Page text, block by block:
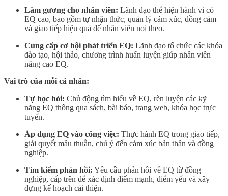
Làm gương cho nhân viên: Lãnh đạo thể hiện hành vi có
EQ cao, bao gồm tự nhận thức, quản lý cảm xúc, đồng cảm
và giao tiếp hiệu quả để nhân viên noi theo.
Cung cấp cơ hội phát triển EQ: Lãnh đạo tổ chức các khóa
đào tạo, hội thảo, chương trình huấn luyện giúp nhân viên
nâng cao EQ.
Vai trò của mỗi cá nhân:
Tự học hỏi: Chủ động tìm hiểu về EQ, rèn luyện các kỹ
năng EQ thông qua sách, bài báo, trang web, khóa học trực
tuyến.
Áp dụng EQ vào công việc: Thực hành EQ trong giao tiếp,
giải quyết mâu thuẫn, chú ý đến cảm xúc bản thân và đồng
nghiệp.
Tìm kiếm phản hồi: Yêu cầu phản hồi về EQ từ đồng
nghiệp, cấp trên để xác định điểm mạnh, điểm yếu và xây
dựng kế hoạch cải thiện.